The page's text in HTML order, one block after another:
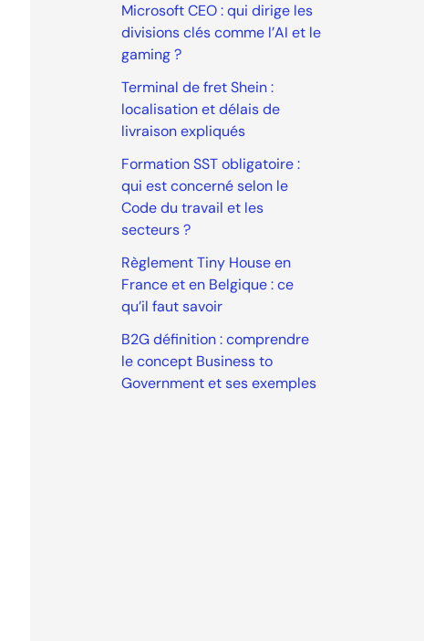
Microsoft CEO : qui dirige les
divisions clés comme l’AI et le
gaming ?
Terminal de fret Shein :
localisation et délais de
livraison expliqués
Formation SST obligatoire :
qui est concerné selon le
Code du travail et les
secteurs ?
Règlement Tiny House en
France et en Belgique : ce
qu’il faut savoir
B2G définition : comprendre
le concept Business to
Government et ses exemples